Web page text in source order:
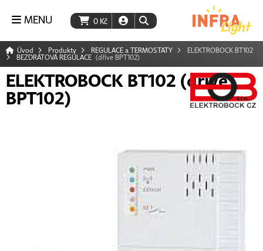
0 Kč
MENU
Úvod Produkty REGULACE a TERMOSTATY
BEZDRÁTOVÁ REGULACE
ELEKTROBOCK BT102
(dříve BPT102)
ELEKTROBOCK BT102 (dříve
BPT102)